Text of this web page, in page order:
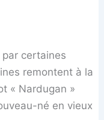
certaines
remontent à la
« Nardugan »
né en vieux